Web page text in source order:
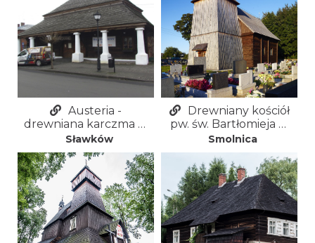
Austeria -
drewniana karczma w
Sławkowie
Sławków
Drewniany kościół
pw. św. Bartłomieja w
Smolnicy
Smolnica